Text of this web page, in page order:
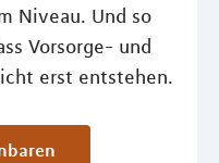
Niveau. Und so
Vorsorge- und
erst entstehen.